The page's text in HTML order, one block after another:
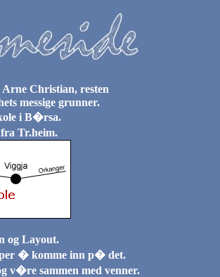
Christian, resten
messige grunner.
i B�rsa.
Tr.heim.
og Layout.
� komme inn p� det.
v�re sammen med venner.